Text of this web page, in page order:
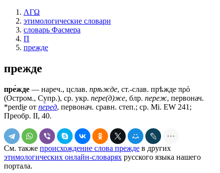
ΛΓΩ
этимологические словари
словарь Фасмера
П
прежде
прежде
пре́жде — нареч., цслав. прѣжде, ст.-слав. прѣжде πρό
(Остром., Супр.), ср. укр. пере(д)же, блр. переж, первонач.
*perdi̯e от пе́ред, первонач. сравн. степ.; ср. Мi. ЕW 241;
Преобр. II, 40.
См. также происхождение слова прежде в других
этимологических онлайн-словарях русского языка нашего
портала.